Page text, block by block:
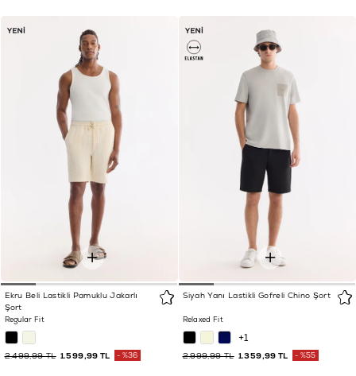
Ekru Beli Lastikli Pamuklu Jakarlı
Şort
Regular Fit
1.599,99 TL
2.499,99 TL %36
Siyah Yanı Lastikli Gofreli Chino Şort
Relaxed Fit
+1
1.359,99 TL
2.999,99 TL %55